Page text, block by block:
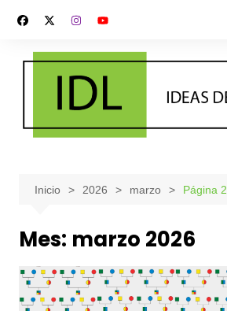
contenido
Inicio 2026 marzo Página 2
Mes: marzo 2026